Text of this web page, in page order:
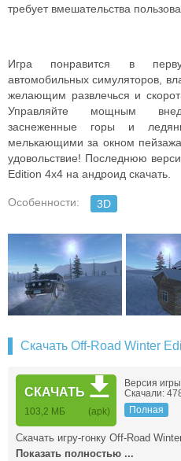
требует вмешательства
Игра понравится в
автомобильных симуляторов,
желающим развлечься и
Управляйте мощным
заснеженные горы и
мелькающими за окном
удовольствие! Последнюю
Edition 4x4 на андроид скачать.
Особенности: 3D
Скачать Off-Road Winter
СКАЧАТЬ
103,2 МБ (apk)
Версия
Скачали:
Полная
Скачать игру-гонку Off-Road
Показать полностью ...